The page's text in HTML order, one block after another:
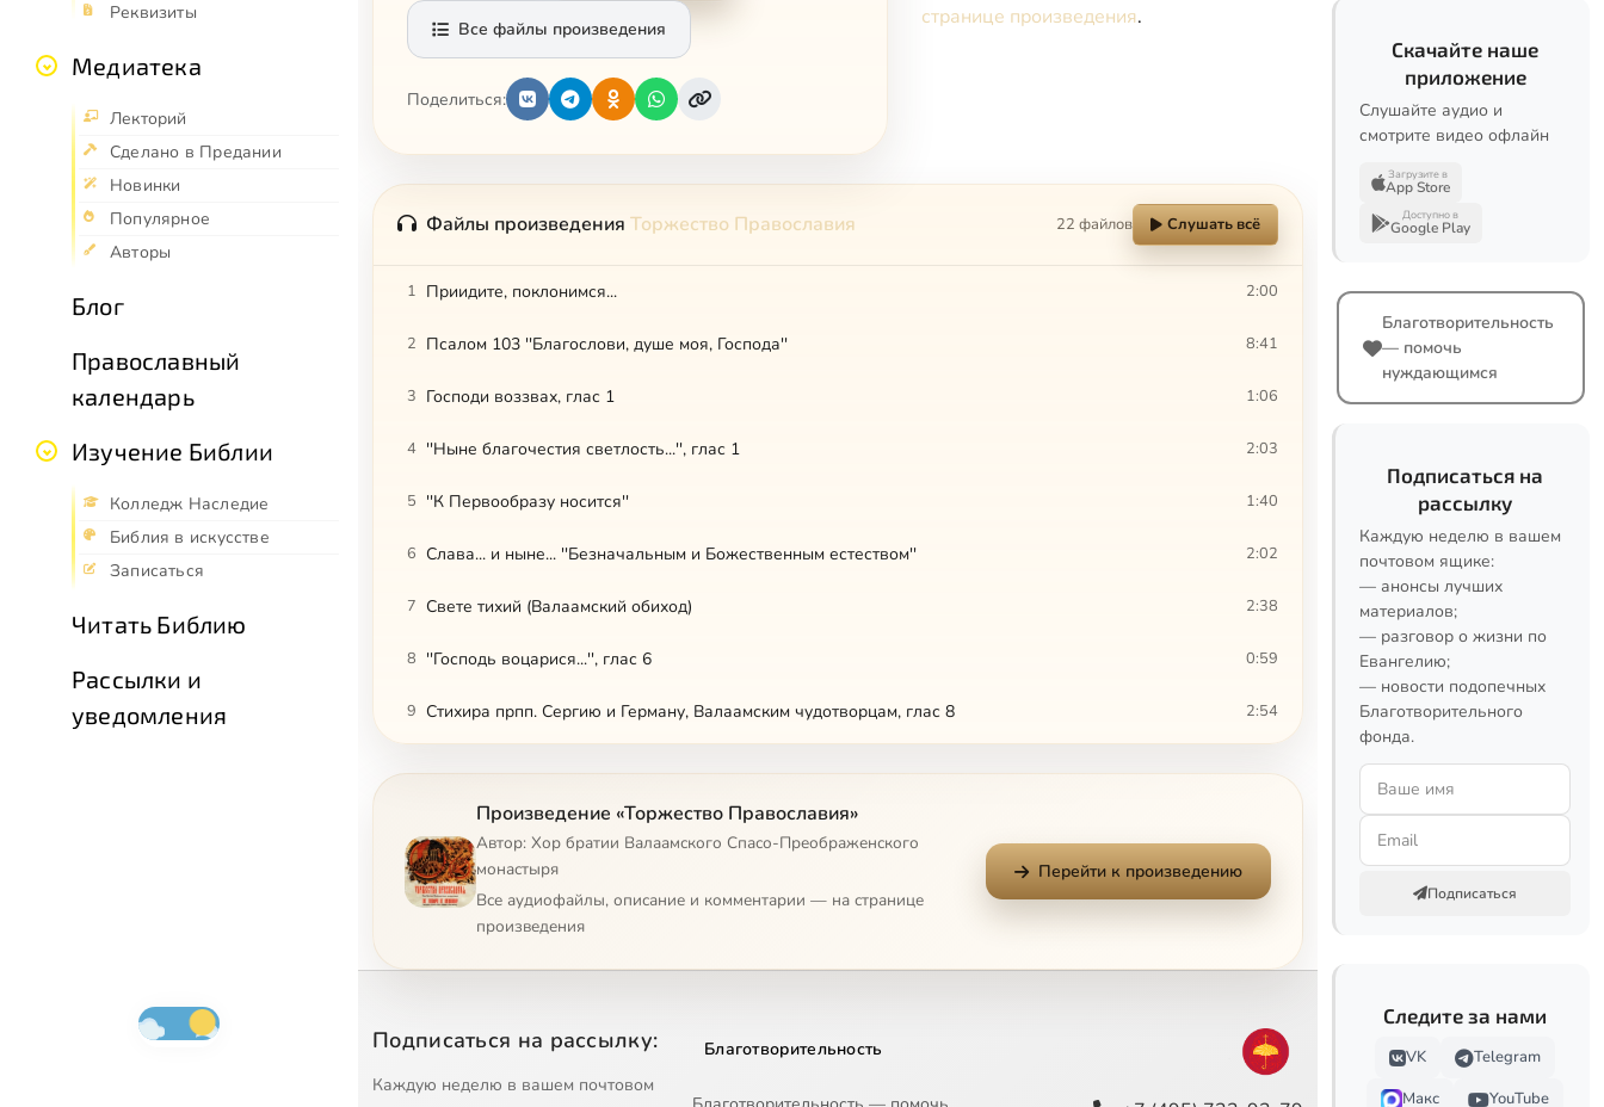
Реквизиты
Медиатека
Лекторий
Сделано в Предании
Новинки
Популярное
Авторы
Блог
Православный
календарь
Изучение Библии
Колледж Наследие
Библия в искусстве
Записаться
Читать Библию
Рассылки и
уведомления
Все файлы произведения
Поделиться:
странице произведения.
Файлы произведения Торжество Православия 22 файлов Слушать всё
1 Приидите, поклонимся... 2:00
2 Псалом 103 ''Благослови, душе моя, Господа'' 8:41
3 Господи воззвах, глас 1 1:06
4 ''Ныне благочестия светлость...'', глас 1 2:03
5 ''К Первообразу носится'' 1:40
6 Слава... и ныне... ''Безначальным и Божественным естеством'' 2:02
7 Свете тихий (Валаамский обиход) 2:38
8 ''Господь воцарися...'', глас 6 0:59
9 Стихира прпп. Сергию и Герману, Валаамским чудотворцам, глас 8 2:54
Бог Господь и явися нам...
12 ''Пречистому Образу Твоему...'' Тропарь в Неделю Православия, глас 2
О Тебе радуется... Седален по 2-ой кафизме, глас 8
14 ''На небо очи...'' Воскресные антифоны утрени, глас 2 2:37
5:02
16 Псалом 50 ''Помилуй мя, Боже...'' 3:27
Произведение «Торжество Православия»
Автор: Хор братии Валаамского Спасо-Преображенского
монастыря
Все аудиофайлы, описание и комментарии — на странице
произведения
Перейти к произведению
Подписаться на рассылку:
Каждую неделю в вашем почтовом
Благотворительность
Скачайте наше
приложение
Слушайте аудио и
смотрите видео офлайн
Загрузите в
App Store
Доступно в
Google Play
Благотворительность
— помочь
нуждающимся
Подписаться на
рассылку
Каждую неделю в вашем
почтовом ящике:
— анонсы лучших
материалов;
— разговор о жизни по
Евангелию;
— новости подопечных
Благотворительного
фонда.
Подписаться
Следите за нами
VK
Telegram
Макс
YouTube